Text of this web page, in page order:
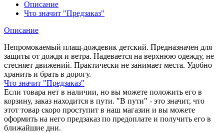
Описание
Что значит "Предзаказ"
Описание
Непромокаемый плащ-дождевик детский. Предназначен для
защиты от дождя и ветра. Надевается на верхнюю одежду, не
стесняет движений. Практически не занимает места. Удобно
хранить и брать в дорогу.
Что значит "Предзаказ"
Если товара нет в наличии, но вы можете положить его в
корзину, заказ находится в пути. "В пути" - это значит, что
этот товар скоро проступит в наш магазин и вы можете
оформить на него предзаказ по предоплате и получить его в
ближайшие дни.